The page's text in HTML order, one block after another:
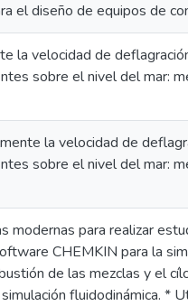
el diseño de equipos de
la velocidad de
sobre el nivel del mar:
la velocidad de
sobre el nivel del mar:
modernas para realizar
CHEMKIN para la
de las mezclas y el
fluidodinámica. *